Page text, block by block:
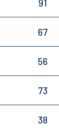
91
67
56
73
38